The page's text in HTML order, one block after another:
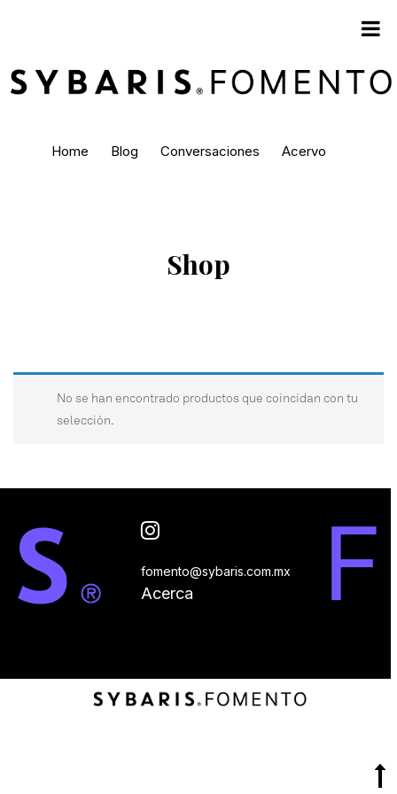
Home Blog Conversaciones Acervo
Shop
No se han encontrado productos que coincidan con tu
selección.
fomento@sybaris.com.mx
Acerca